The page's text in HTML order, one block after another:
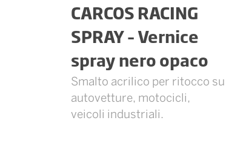
CARCOS RACING
SPRAY – Vernice
spray nero opaco
Smalto acrilico per ritocco su
autovetture, motocicli,
veicoli industriali.